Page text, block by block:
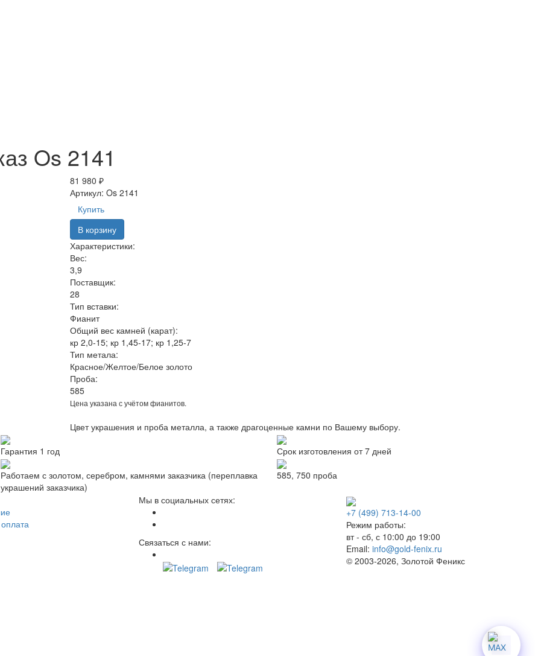
Os 2141
81 980 ₽
Артикул: Os 2141
Купить
В корзину
Характеристики:
Вес:
3,9
Поставщик:
28
Тип вставки:
Фианит
Общий вес камней (карат):
кр 2,0-15; кр 1,45-17; кр 1,25-7
Тип метала:
Красное/Желтое/Белое золото
Проба:
585
Цена указана с учётом фианитов.
Цвет украшения и проба металла, а также драгоценные камни по Вашему выбору.
Гарантия 1 год Срок изготовления от 7 дней
Работаем с золотом, серебром, камнями заказчика (переплавка
украшений заказчика)
585, 750 проба
Мы в социальных сетях:
Связаться с нами:
+7 (499) 713-14-00
Режим работы:
вт - сб, с 10:00 до 19:00
Email: info@gold-fenix.ru
© 2003-2026, Золотой Феникс